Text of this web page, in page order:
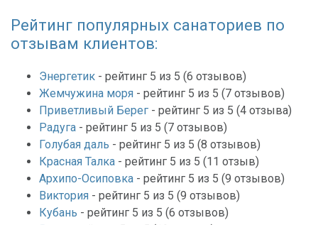
Рейтинг популярных санаториев по
отзывам клиентов:
Энергетик - рейтинг 5 из 5 (6 отзывов)
Жемчужина моря - рейтинг 5 из 5 (7 отзывов)
Приветливый Берег - рейтинг 5 из 5 (4 отзыва)
Радуга - рейтинг 5 из 5 (7 отзывов)
Голубая даль - рейтинг 5 из 5 (8 отзывов)
Красная Талка - рейтинг 5 из 5 (11 отзыв)
Архипо-Осиповка - рейтинг 5 из 5 (9 отзывов)
Виктория - рейтинг 5 из 5 (9 отзывов)
Кубань - рейтинг 5 из 5 (6 отзывов)